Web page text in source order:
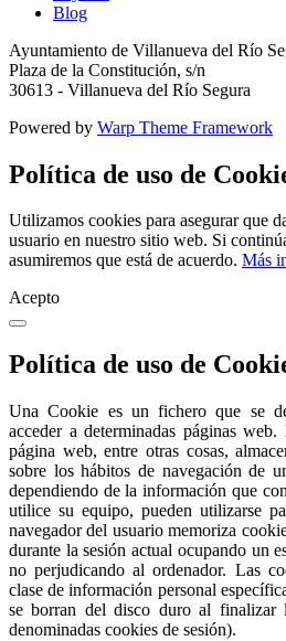
Blog
Ayuntamiento de Villanueva del Río
Plaza de la Constitución, s/n
30613 - Villanueva del Río Segura
Powered by Warp Theme Framework
Política de uso de
Utilizamos cookies para asegurar que
usuario en nuestro sitio web. Si
asumiremos que está de acuerdo. Más
Acepto
Política de uso de
Una Cookie es un fichero que se
acceder a determinadas páginas
página web, entre otras cosas,
sobre los hábitos de navegación de
dependiendo de la información que
utilice su equipo, pueden utilizarse
navegador del usuario memoriza
durante la sesión actual ocupando un
no perjudicando al ordenador. Las
clase de información personal
se borran del disco duro al finalizar
denominadas cookies de sesión).